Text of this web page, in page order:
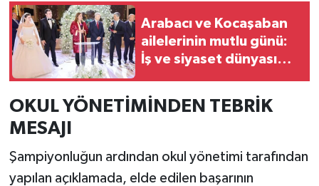
Arabacı ve Kocaşaban
ailelerinin mutlu günü:
İş ve siyaset dünyası
sahne aldı
OKUL YÖNETİMİNDEN TEBRİK
MESAJI
Şampiyonluğun ardından okul yönetimi tarafından
yapılan açıklamada, elde edilen başarının